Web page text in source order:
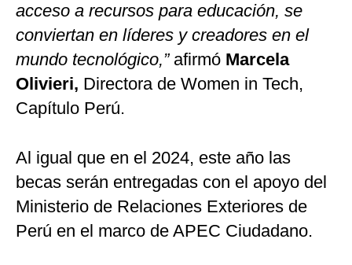
acceso a recursos para educación, se
conviertan en líderes y creadores en el
mundo tecnológico,”afirmó Marcela
Olivieri, Directora de Women in Tech,
Capítulo Perú.
Al igual que en el 2024, este año las
becas serán entregadas con el apoyo del
Ministerio de Relaciones Exteriores de
Perú en el marco de APEC Ciudadano.